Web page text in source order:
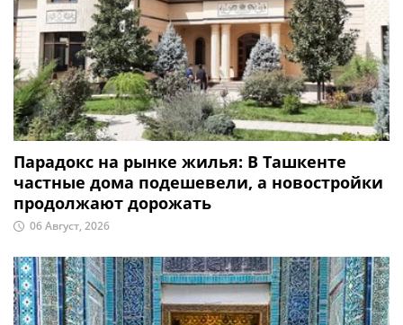
Парадокс на рынке жилья: В Ташкенте
частные дома подешевели, а новостройки
продолжают дорожать
06 Август, 2026